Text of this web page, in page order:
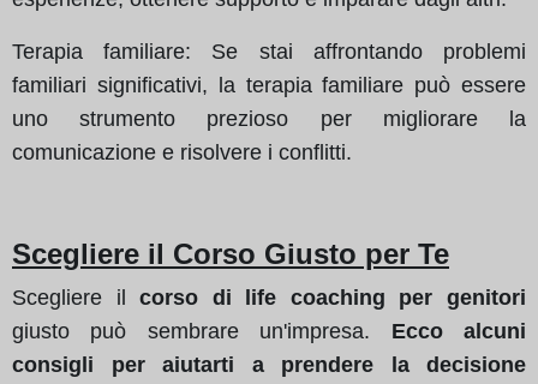
Terapia familiare: Se stai affrontando problemi
familiari significativi, la terapia familiare può essere
uno strumento prezioso per migliorare la
comunicazione e risolvere i conflitti.
Scegliere il Corso Giusto per Te
Scegliere ilcorso di life coaching per genitori
giusto può sembrare un'impresa. Ecco alcuni
consigli per aiutarti a prendere la decisione